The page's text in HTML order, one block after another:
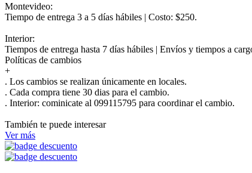
Montevideo:
Tiempo de entrega 3 a 5 días hábiles | Costo: $250.
Interior:
Tiempos de entrega hasta 7 días hábiles | Envíos y tiempos a
Políticas de cambios
+
. Los cambios se realizan únicamente en locales.
. Cada compra tiene 30 dias para el cambio.
. Interior: cominicate al 099115795 para coordinar el cambio.
También te puede interesar
Ver más